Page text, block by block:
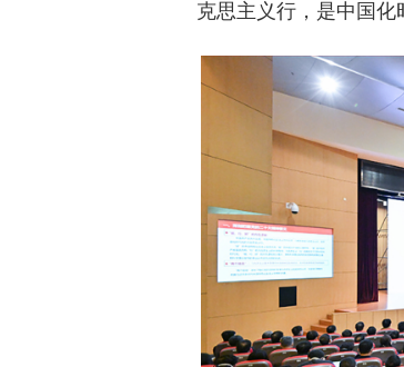
克思主义行，是中国化